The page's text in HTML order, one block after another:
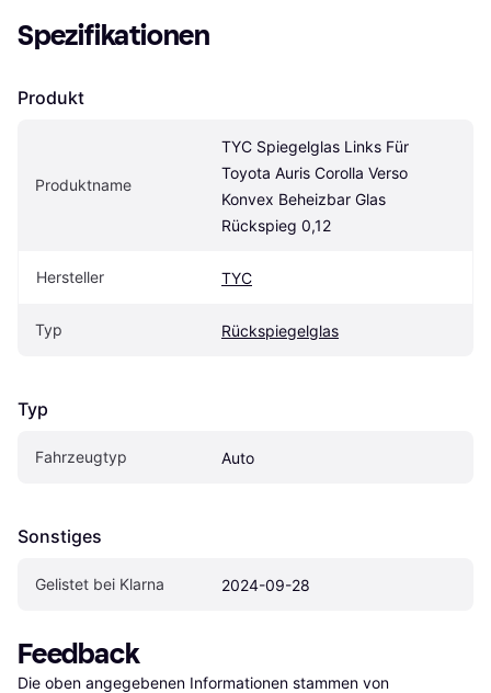
Spezifikationen
Produkt
Produktname
TYC Spiegelglas Links Für
Toyota Auris Corolla Verso
Konvex Beheizbar Glas
Rückspieg 0,12
Hersteller TYC
Typ Rückspiegelglas
Typ
Fahrzeugtyp Auto
Sonstiges
Gelistet bei Klarna 2024-09-28
Feedback
Die oben angegebenen Informationen stammen von